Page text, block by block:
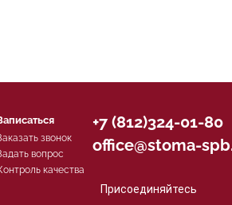
звонок
вопрос
качества
+7 (812)324-01-80
office@stoma-
Присоединяйтесь